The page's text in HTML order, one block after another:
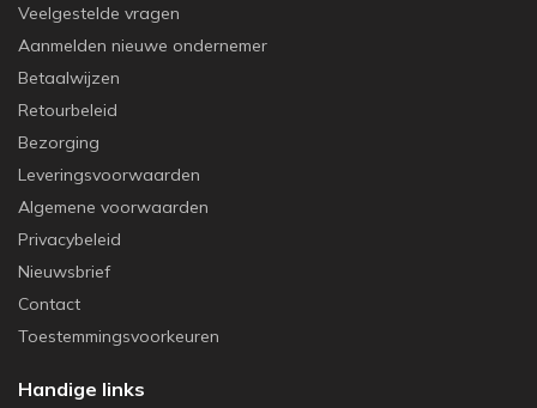
Veelgestelde vragen
Aanmelden nieuwe ondernemer
Betaalwijzen
Retourbeleid
Bezorging
Leveringsvoorwaarden
Algemene voorwaarden
Privacybeleid
Nieuwsbrief
Contact
Toestemmingsvoorkeuren
Handige links